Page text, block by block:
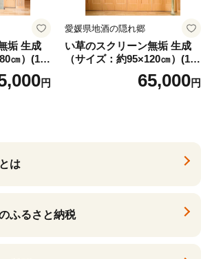
垢 生成
㎝）(14
円
愛媛県地酒の隠れ郷
い草のスクリーン無垢 生成
（サイズ：約95×120㎝）(14
65,000円
は
ふるさと納税